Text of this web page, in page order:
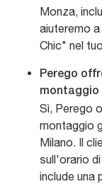
Monza,
aiuteremo
Chic" nel
Perego
montaggio
Sì, Perego
montaggio
Milano. Il
sull'orario
include una